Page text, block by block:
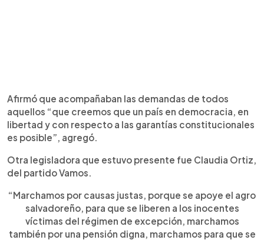
Afirmó que acompañaban las demandas de todos
aquellos “que creemos que un país en democracia, en
libertad y con respecto a las garantías constitucionales
es posible”, agregó.
Otra legisladora que estuvo presente fue Claudia Ortiz,
del partido Vamos.
“Marchamos por causas justas, porque se apoye el agro
salvadoreño, para que se liberen a los inocentes
víctimas del régimen de excepción, marchamos
también por una pensión digna, marchamos para que se